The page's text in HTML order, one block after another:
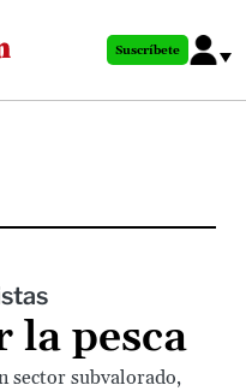
Suscríbete
la pesca
sector subvalorado,